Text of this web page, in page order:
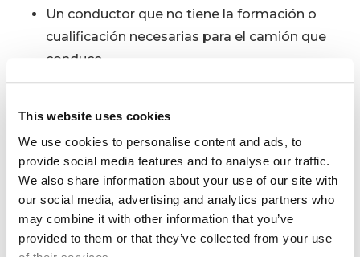
This website uses cookies
We use cookies to personalise content and ads, to
provide social media features and to analyse our traffic.
We also share information about your use of our site with
our social media, advertising and analytics partners who
may combine it with other information that you’ve
provided to them or that they’ve collected from your use
Un conductor que no tiene la formación o
cualificación necesarias para el camión que
conduce.
Conducir por encima del límite de velocidad
Conducir demasiadas horas seguidas sin
Conducir consumiendo estimulantes u otras
drogas que alteran los sentidos y el juicio.
Carga que no está bien sujeta a la